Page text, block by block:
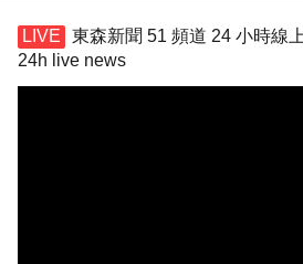
東森新聞 51 頻道 24 小時線
24h live news